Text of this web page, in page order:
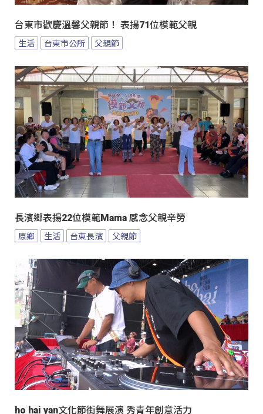
台東市歡慶溫馨父親節！ 表揚71位模範父親
生活 台東市公所 父親節
長濱鄉表揚22位模範Mama 感念父親辛勞
原鄉 生活 台東長濱 父親節
ho hai yan文化節街舞展演 秀青年創意活力